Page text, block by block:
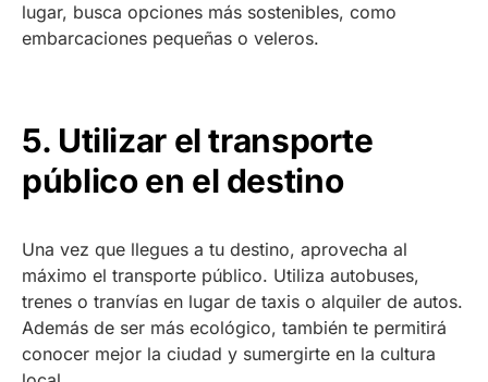
lugar, busca opciones más sostenibles, como
embarcaciones pequeñas o veleros.
5. Utilizar el transporte
público en el destino
Una vez que llegues a tu destino, aprovecha al
máximo el transporte público. Utiliza autobuses,
trenes o tranvías en lugar de taxis o alquiler de autos.
Además de ser más ecológico, también te permitirá
conocer mejor la ciudad y sumergirte en la cultura